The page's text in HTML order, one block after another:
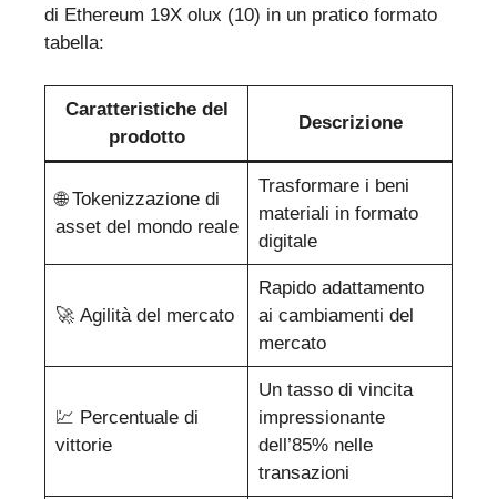
di Ethereum 19X olux (10) in un pratico formato
tabella:
Caratteristiche del
prodotto
Descrizione
🌐 Tokenizzazione di
asset del mondo reale
Trasformare i beni
materiali in formato
digitale
🚀 Agilità del mercato
Rapido adattamento
ai cambiamenti del
mercato
💹 Percentuale di
vittorie
Un tasso di vincita
impressionante
dell’85% nelle
transazioni